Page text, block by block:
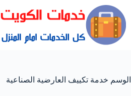
الوسم خدمة تكييف العارضية الصناعية